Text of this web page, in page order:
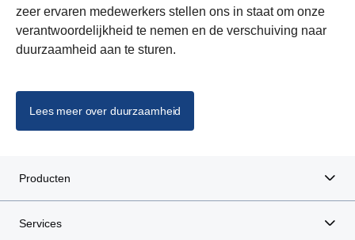
zeer ervaren medewerkers stellen ons in staat om onze
verantwoordelijkheid te nemen en de verschuiving naar
duurzaamheid aan te sturen.
Lees meer over duurzaamheid
Producten
Services